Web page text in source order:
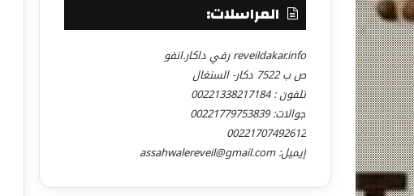
المراسلات:
reveildakar.info رفي داكار.انفو
ص ب 7522 دكار- السنغال
تلفون : 00221338217184
جوالات: 00221779753839
00221707492612
إيميل: assahwalereveil@gmail.com